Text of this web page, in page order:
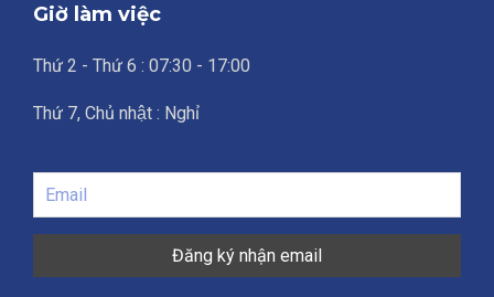
Giờ làm việc
Thứ 2 - Thứ 6 : 07:30 - 17:00
Thứ 7, Chủ nhật : Nghỉ